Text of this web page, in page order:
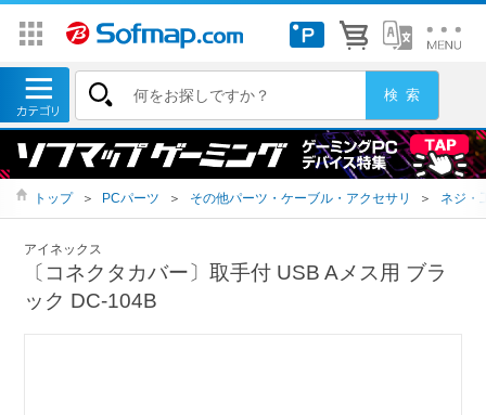
トップ ＞ PCパーツ ＞ その他パーツ・ケーブル・アクセサリ ＞ ネジ・
アイネックス
〔コネクタカバー〕取手付 USB Aメス用 ブラ
ック DC-104B